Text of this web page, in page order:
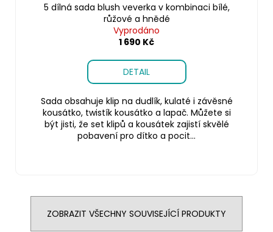
5 dílná sada blush veverka v kombinaci bílé,
růžové a hnědé
Vyprodáno
1 690 Kč
DETAIL
Sada obsahuje klip na dudlík, kulaté i závěsné
kousátko, twistík kousátko a lapač. Můžete si
být jisti, že set klipů a kousátek zajistí skvělé
pobavení pro dítko a pocit...
ZOBRAZIT VŠECHNY SOUVISEJÍCÍ PRODUKTY